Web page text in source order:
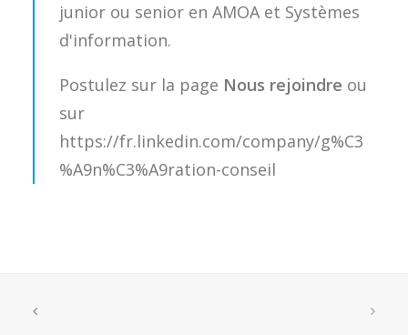
junior ou senior en AMOA et Systèmes
d'information.
Postulez sur la page Nous rejoindre ou
sur
https://fr.linkedin.com/company/g%C3
%A9n%C3%A9ration-conseil